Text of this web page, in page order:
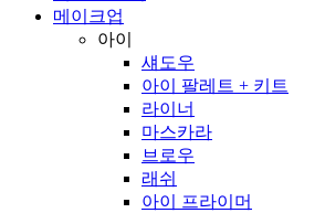
메이크업
아이
섀도우
아이 팔레트 + 키트
라이너
마스카라
브로우
래쉬
아이 프라이머